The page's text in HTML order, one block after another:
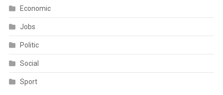
Economic
Jobs
Politic
Social
Sport